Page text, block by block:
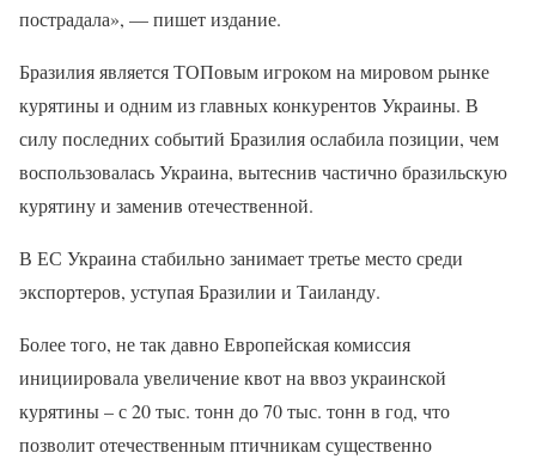
пострадала», — пишет издание.
Бразилия является ТОПовым игроком на мировом рынке
курятины и одним из главных конкурентов Украины. В
силу последних событий Бразилия ослабила позиции, чем
воспользовалась Украина, вытеснив частично бразильскую
курятину и заменив отечественной.
В ЕС Украина стабильно занимает третье место среди
экспортеров, уступая Бразилии и Таиланду.
Более того, не так давно Европейская комиссия
инициировала увеличение квот на ввоз украинской
курятины – с 20 тыс. тонн до 70 тыс. тонн в год, что
позволит отечественным птичникам существенно